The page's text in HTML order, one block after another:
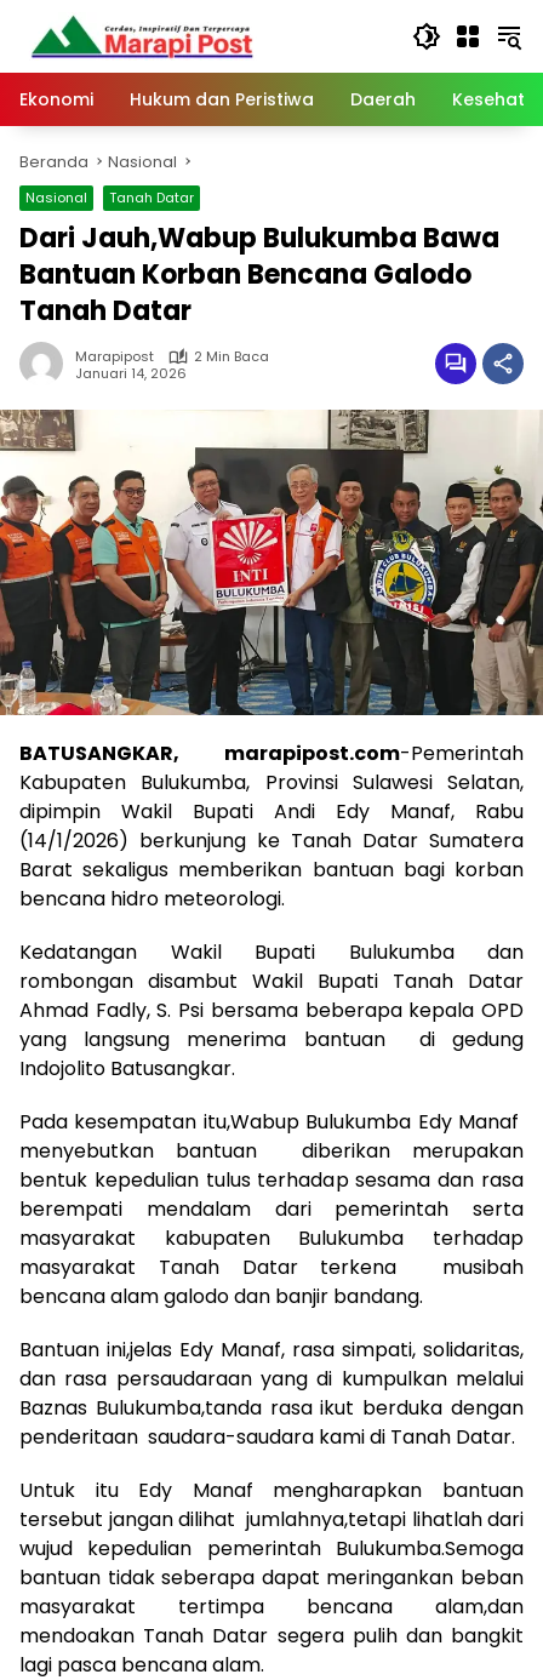
Langsung
konten
Ekonomi
Hukum dan Peristiwa Daerah
Beranda Nasional
Nasional Tanah Datar
Dari Jauh,Wabup Bulukumba Bawa
Bantuan Korban Bencana Galodo
Tanah Datar
Marapipost
2 Min Baca
Januari 14, 2026
BATUSANGKAR, marapipost.com-Pemerintah
Kabupaten Bulukumba, Provinsi Sulawesi Selatan,
dipimpin Wakil Bupati Andi Edy Manaf, Rabu
(14/1/2026) berkunjung ke Tanah Datar Sumatera
Barat sekaligus memberikan bantuan bagi korban
bencana hidro meteorologi.
Kedatangan Wakil Bupati Bulukumba dan
rombongan disambut Wakil Bupati Tanah Datar
Ahmad Fadly, S. Psi bersama beberapa kepala OPD
yang langsung menerima bantuan di gedung
Indojolito Batusangkar.
Pada kesempatan itu,Wabup Bulukumba Edy Manaf
menyebutkan bantuan diberikan merupakan
bentuk kepedulian tulus terhadap sesama dan rasa
berempati mendalam dari pemerintah serta
masyarakat kabupaten Bulukumba terhadap
masyarakat Tanah Datar terkena musibah
bencana alam galodo dan banjir bandang.
Bantuan ini,jelas Edy Manaf, rasa simpati, solidaritas,
dan rasa persaudaraan yang di kumpulkan melalui
Baznas Bulukumba,tanda rasa ikut berduka dengan
penderitaan saudara-saudara kami di Tanah Datar.
Untuk itu Edy Manaf mengharapkan bantuan
tersebut jangan dilihat jumlahnya,tetapi lihatlah dari
wujud kepedulian pemerintah Bulukumba.Semoga
bantuan tidak seberapa dapat meringankan beban
masyarakat tertimpa bencana alam,dan
mendoakan Tanah Datar segera pulih dan bangkit
lagi pasca bencana alam.